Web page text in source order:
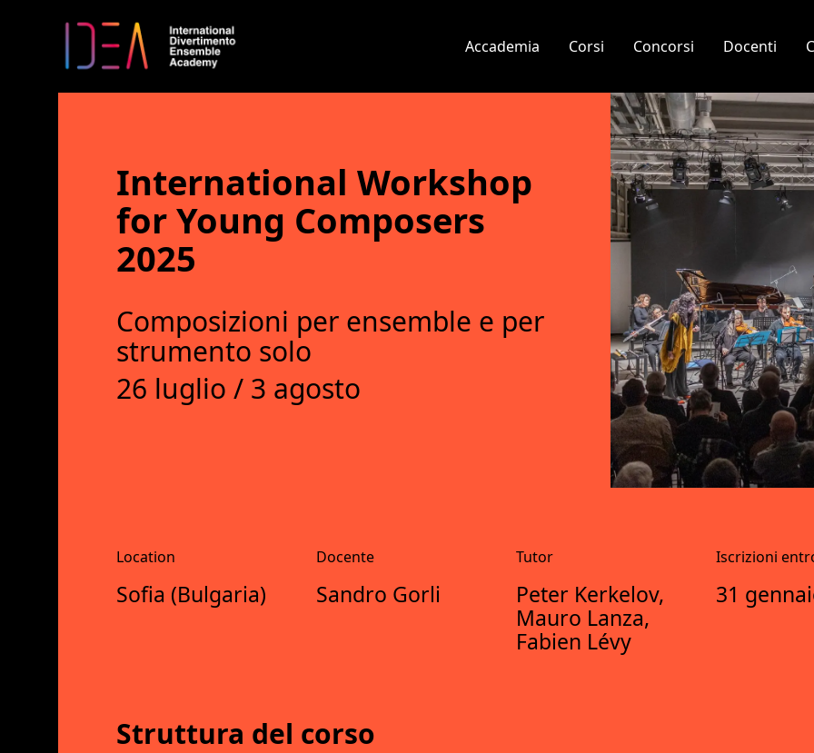
Accademia Corsi Concorsi Docenti
International Workshop
for Young Composers
2025
Composizioni per ensemble e per
strumento solo
26 luglio / 3 agosto
Location
Sofia (Bulgaria)
Docente
Sandro Gorli
Tutor
Peter Kerkelov,
Mauro Lanza,
Fabien Lévy
Iscrizioni
31
Struttura del corso